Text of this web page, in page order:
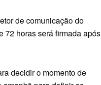
de comunicação do
72 horas será firmada após
decidir o momento de